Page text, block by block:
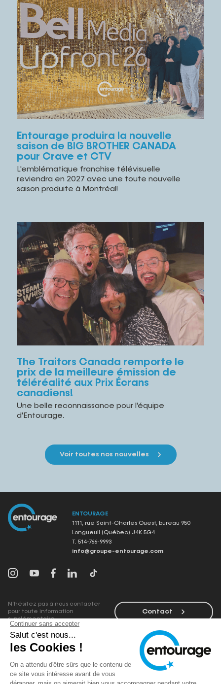
Entourage produira la nouvelle
saison de BIG BROTHER CANADA
pour Crave et CTV
L'emblématique franchise télévisuelle
reviendra en 2027 avec une toute nouvelle
saison produite à Montréal!
The Traitors Canada remporte le
prix de la meilleure émission de
téléréalité aux Prix Écrans
canadiens!
Une belle reconnaissance pour l'équipe
d'Entourage.
Voir toutes nos nouvelles
ENTOURAGE
1111, rue Saint-Charles Ouest, bureau 950
Longueuil (Québec) J4K 5G4
T. 514-766-9993
info@groupe-entourage.com
N’hésitez pas à nous contacter
pour toute information
supplémentaire.
Contact
Inscrivez-vous à notre infolettre
pour recevoir des informations sur
ainsi que des offres
promotionnelles exclusives.
Infolettre